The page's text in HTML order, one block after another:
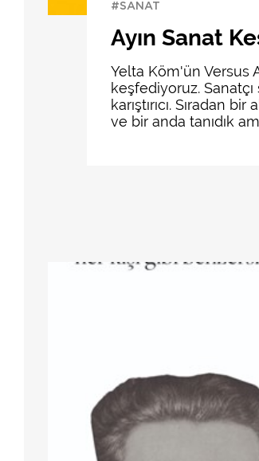
#SANAT
Ayın Sanat
Yelta Köm'ün Versus
keşfediyoruz.
karıştırıcı. Sıradan
ve bir anda tanıdık